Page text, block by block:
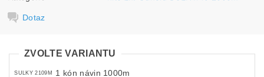
Dotaz
ZVOLTE VARIANTU
SULKY 2109M
1 kón návin 1000m